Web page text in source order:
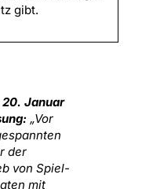
gibt.
Januar
„Vor
der
von Spiel-
mit